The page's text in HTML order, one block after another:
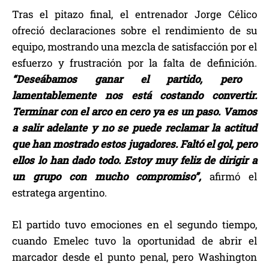
Tras el pitazo final, el entrenador Jorge Célico
ofreció declaraciones sobre el rendimiento de su
equipo, mostrando una mezcla de satisfacción por el
esfuerzo y frustración por la falta de definición.
“Deseábamos ganar el partido, pero
lamentablemente nos está costando convertir.
Terminar con el arco en cero ya es un paso. Vamos
a salir adelante y no se puede reclamar la actitud
que han mostrado estos jugadores. Faltó el gol, pero
ellos lo han dado todo. Estoy muy feliz de dirigir a
un grupo con mucho compromiso”,
afirmó el
estratega argentino.
El partido tuvo emociones en el segundo tiempo,
cuando Emelec tuvo la oportunidad de abrir el
marcador desde el punto penal, pero Washington